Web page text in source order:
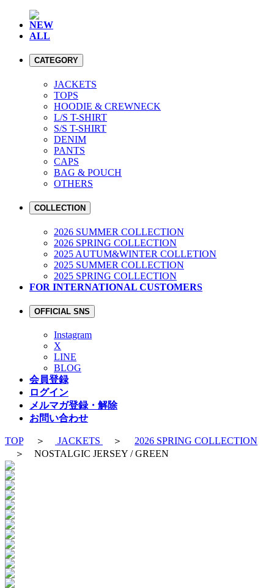
NEW
ALL
CATEGORY
JACKETS
TOPS
HOODIE & CREWNECK
L/S T-SHIRT
S/S T-SHIRT
DENIM
PANTS
CAPS
BAG & POUCH
OTHERS
COLLECTION
2026 SUMMER COLLECTION
2026 SPRING COLLECTION
2025 AUTUM&WINTER COLLETION
2025 SUMMER COLLECTION
2025 SPRING COLLECTION
FOR INTERNATIONAL CUSTOMERS
OFFICIAL SNS
Instagram
X
LINE
BLOG
会員登録
ログイン
メルマガ登録・解除
お問い合わせ
TOP＞ JACKETS ＞ 2026 SPRING COLLECTION
＞ NOSTALGIC JERSEY / GREEN